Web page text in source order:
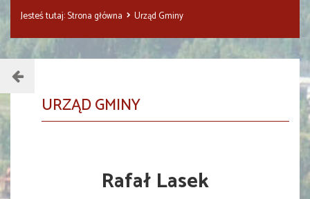
Jesteś tutaj:Strona główna Urząd Gminy
Menu
URZĄD GMINY
Rafał Lasek